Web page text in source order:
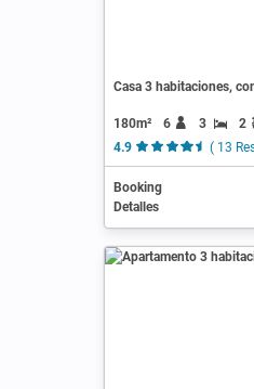
Casa 3 habitaciones,
180m² 6 3
2
4.9
( 13
Booking
Detalles